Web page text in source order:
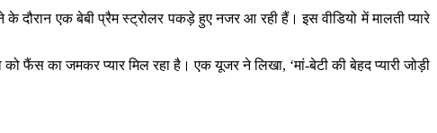
के दौरान एक बेबी प्रैम स्ट्रोलर पकड़े हुए नजर आ रही हैं। इस वीडियो में मालती प्यारे
फैंस का जमकर प्यार मिल रहा है। एक यूजर ने लिखा, ‘मां-बेटी की बेहद प्यारी जोड़ी